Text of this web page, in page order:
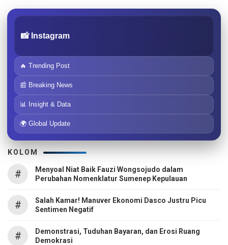
📸 Instagram
🔥 Trending Post
📰 Breaking News
📊 Insight & Data
🌍 Global Update
KOLOM
#
Menyoal Niat Baik Fauzi Wongsojudo dalam
Perubahan Nomenklatur Sumenep Kepulauan
#
Salah Kamar! Manuver Ekonomi Dasco Justru Picu
Sentimen Negatif
#
Demonstrasi, Tuduhan Bayaran, dan Erosi Ruang
Demokrasi